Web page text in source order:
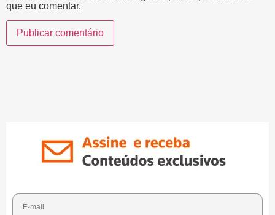
que eu comentar.